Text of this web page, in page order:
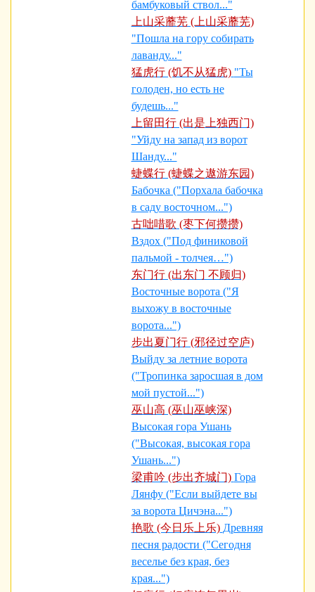
бамбуковый ствол..."
上山采蘼芜 (上山采蘼芜)
"Пошла на гору собирать
лаванду..."
猛虎行 (饥不从猛虎) "Ты
голоден, но есть не
будешь..."
上留田行 (出是上独西门)
"Уйду на запад из ворот
Шанду..."
蜨蝶行 (蜨蝶之遨游东园)
Бабочка ("Порхала бабочка
в саду восточном...")
古咄唶歌 (枣下何攒攒)
Вздох ("Под финиковой
пальмой - толчея…")
东门行 (出东门 不顾归)
Восточные ворота ("Я
выхожу в восточные
ворота...")
步出夏门行 (邪径过空庐)
Выйду за летние ворота
("Тропинка заросшая в дом
мой пустой...")
巫山高 (巫山巫峡深)
Высокая гора Ушань
("Высокая, высокая гора
Ушань...")
梁甫吟 (步出齐城门) Гора
Лянфу ("Если выйдете вы
за ворота Цичэна...")
艳歌 (今日乐上乐) Древняя
песня радости ("Сегодня
веселье без края, без
края...")